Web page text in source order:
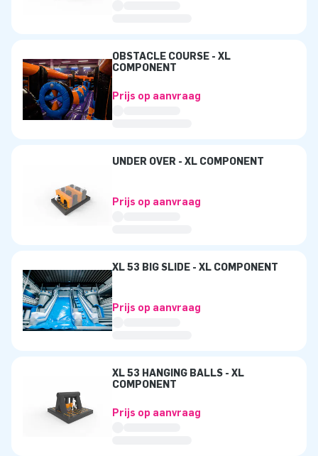
OBSTACLE COURSE - XL
COMPONENT
Prijs op aanvraag
UNDER OVER - XL COMPONENT
Prijs op aanvraag
XL 53 BIG SLIDE - XL COMPONENT
Prijs op aanvraag
XL 53 HANGING BALLS - XL
COMPONENT
Prijs op aanvraag